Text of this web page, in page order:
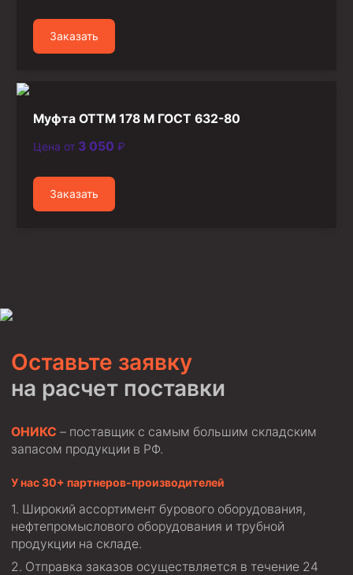
Заказать
Муфта ОТТМ 178 М ГОСТ 632-80
Цена от 3 050 ₽
Заказать
Оставьте заявку
на расчет поставки
ОНИКС – поставщик с самым большим складским
запасом продукции в РФ.
У нас 30+ партнеров-производителей
Широкий ассортимент бурового оборудования,
нефтепромыслового оборудования и трубной
продукции на складе.
Отправка заказов осуществляется в течение 24